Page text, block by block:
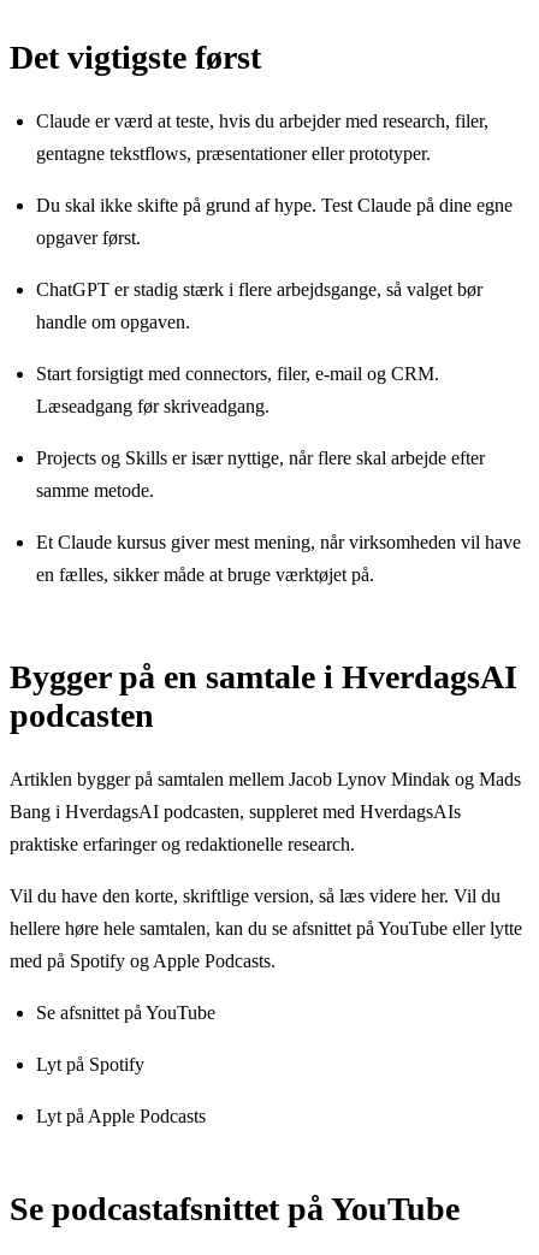
Det vigtigste først
Claude er værd at teste, hvis du arbejder med research, filer,
gentagne tekstflows, præsentationer eller prototyper.
Du skal ikke skifte på grund af hype. Test Claude på dine egne
opgaver først.
ChatGPT er stadig stærk i flere arbejdsgange, så valget bør
handle om opgaven.
Start forsigtigt med connectors, filer, e-mail og CRM.
Læseadgang før skriveadgang.
Projects og Skills er især nyttige, når flere skal arbejde efter
samme metode.
Et Claude kursus giver mest mening, når virksomheden vil have
en fælles, sikker måde at bruge værktøjet på.
Bygger på en samtale i HverdagsAI
podcasten
Artiklen bygger på samtalen mellem Jacob Lynov Mindak og Mads
Bang i HverdagsAI podcasten, suppleret med HverdagsAIs
praktiske erfaringer og redaktionelle research.
Vil du have den korte, skriftlige version, så læs videre her. Vil du
hellere høre hele samtalen, kan du se afsnittet på YouTube eller lytte
med på Spotify og Apple Podcasts.
Se afsnittet på YouTube
Lyt på Spotify
Lyt på Apple Podcasts
Se podcastafsnittet på YouTube